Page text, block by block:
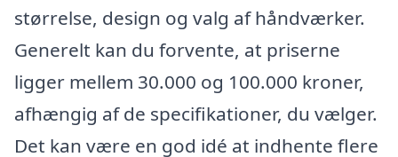
størrelse, design og valg af håndværker.
Generelt kan du forvente, at priserne
ligger mellem 30.000 og 100.000 kroner,
afhængig af de specifikationer, du vælger.
Det kan være en god idé at indhente flere